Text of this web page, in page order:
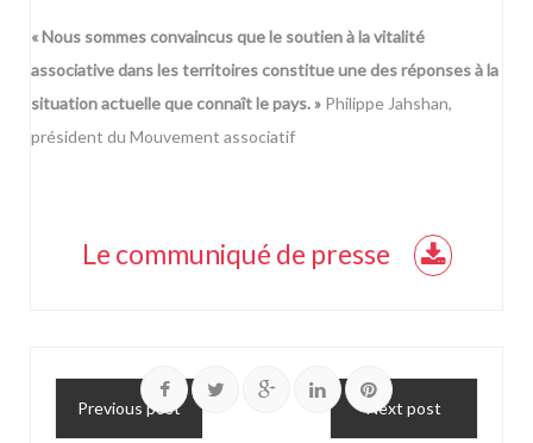
« Nous sommes convaincus que le soutien à la vitalité
associative dans les territoires constitue une des réponses à la
situation actuelle que connaît le pays. » Philippe Jahshan,
président du Mouvement associatif
Le communiqué de presse
Previous post Next post